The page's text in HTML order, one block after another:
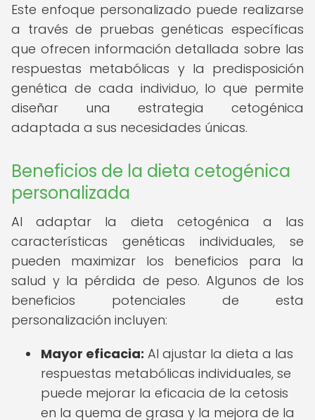
Este enfoque personalizado puede realizarse
a través de pruebas genéticas específicas
que ofrecen información detallada sobre las
respuestas metabólicas y la predisposición
genética de cada individuo, lo que permite
diseñar una estrategia cetogénica
adaptada a sus necesidades únicas.
Beneficios de la dieta cetogénica
personalizada
Al adaptar la dieta cetogénica a las
características genéticas individuales, se
pueden maximizar los beneficios para la
salud y la pérdida de peso. Algunos de los
beneficios potenciales de esta
personalización incluyen:
Mayor eficacia: Al ajustar la dieta a las
respuestas metabólicas individuales, se
puede mejorar la eficacia de la cetosis
en la quema de grasa y la mejora de la